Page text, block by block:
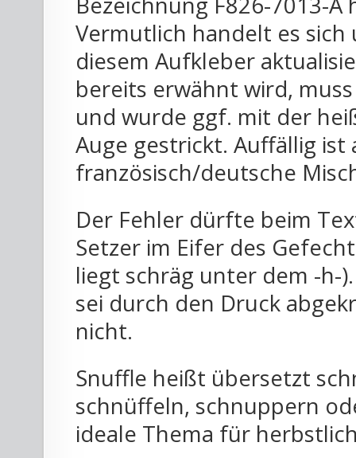
Vermutlich handelt es
diesem Aufkleber
bereits erwähnt wird,
und wurde ggf. mit der
Auge gestrickt. Auffällig
französisch/deutsche
Der Fehler dürfte beim
Setzer im Eifer des
liegt schräg unter dem -h-
sei durch den Druck
nicht.
Snuffle heißt übersetzt
schnüffeln, schnuppern
ideale Thema für